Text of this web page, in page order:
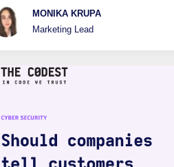
MONIKA KRUPA
Marketing Lead